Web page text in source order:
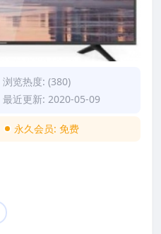
浏览热度: (380)
最近更新: 2020-05-09
永久会员: 免费